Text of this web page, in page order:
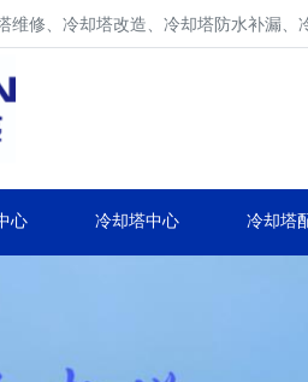
维修、冷却塔改造、冷却塔防水补漏
心 冷却塔中心 冷却塔